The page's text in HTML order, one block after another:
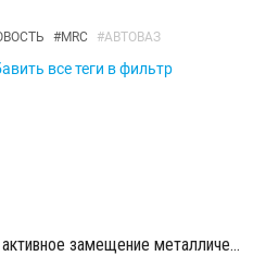
#MRC #АВТОВАЗ
все теги в фильтр
В автопроме продолжается активное замещение металлических компонентов конструкционными полимерами